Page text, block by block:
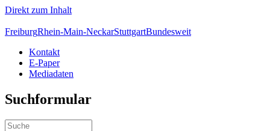
Direkt zum Inhalt
FreiburgRhein-Main-NeckarStuttgartBundesweit
Kontakt
E-Paper
Mediadaten
Suchformular